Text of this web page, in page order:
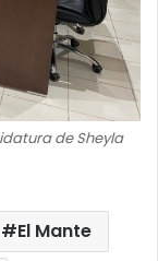
de Sheyla
El Mante